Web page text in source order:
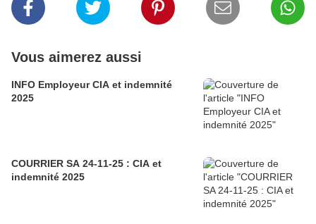
Vous aimerez aussi
INFO Employeur CIA et indemnité
2025
COURRIER SA 24-11-25 : CIA et
indemnité 2025